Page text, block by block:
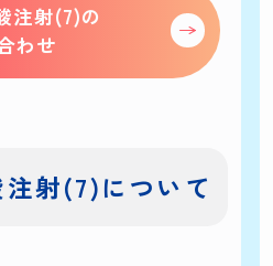
注射(7)の
わせ
射(7)について